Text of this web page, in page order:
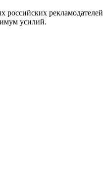
усилий.